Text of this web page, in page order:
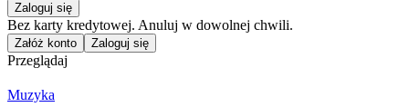
Zaloguj się
Bez karty kredytowej. Anuluj w dowolnej chwili.
Załóż konto Zaloguj się
Przeglądaj
Muzyka